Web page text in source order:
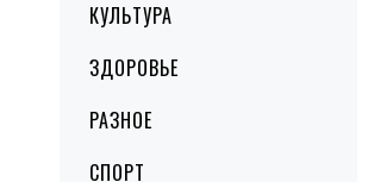
КУЛЬТУРА
ЗДОРОВЬЕ
РАЗНОЕ
СПОРТ